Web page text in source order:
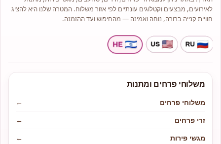
לאירועים, מבצעים וקטלוגים עונתיים לפי אזור משלוח. המטרה שלנו היא להציג
חוויית קנייה ברורה, נוחה ואמינה — מהחיפוש ועד ההזמנה.
משלוחי פרחים ומתנות
משלוחי פרחים
←
זרי פרחים
←
מגשי פירות
←